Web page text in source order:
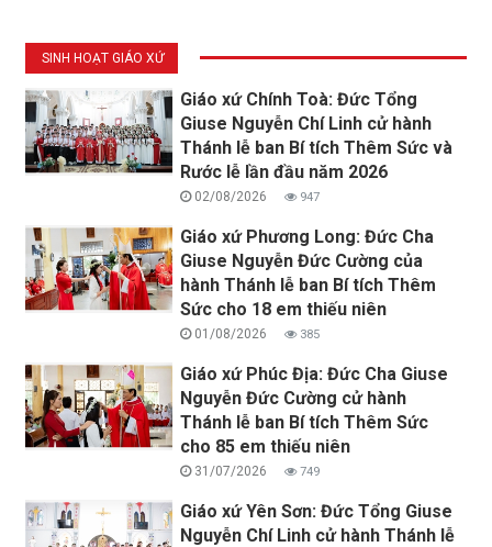
SINH HOẠT GIÁO XỨ
Giáo xứ Chính Toà: Đức Tổng
Giuse Nguyễn Chí Linh cử hành
Thánh lễ ban Bí tích Thêm Sức và
Rước lễ lần đầu năm 2026
02/08/2026 947
Giáo xứ Phương Long: Đức Cha
Giuse Nguyễn Đức Cường của
hành Thánh lễ ban Bí tích Thêm
Sức cho 18 em thiếu niên
01/08/2026 385
Giáo xứ Phúc Địa: Đức Cha Giuse
Nguyễn Đức Cường cử hành
Thánh lễ ban Bí tích Thêm Sức
cho 85 em thiếu niên
31/07/2026 749
Giáo xứ Yên Sơn: Đức Tổng Giuse
Nguyễn Chí Linh cử hành Thánh lễ